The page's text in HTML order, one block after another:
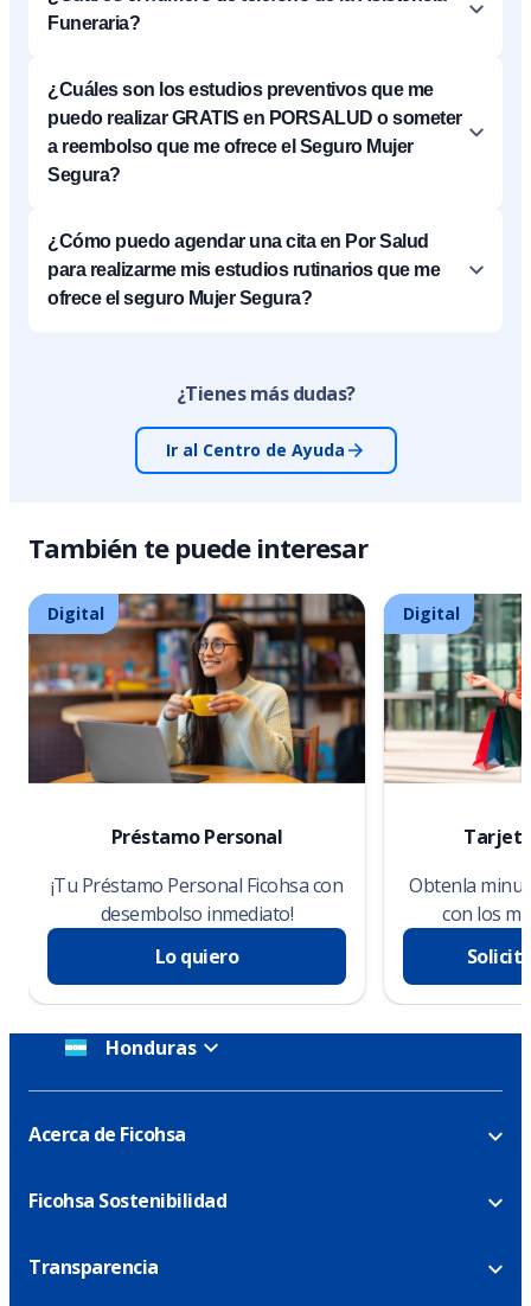
Funeraria?
¿Cuáles son los estudios preventivos que me
puedo realizar GRATIS en PORSALUD o someter
a reembolso que me ofrece el Seguro Mujer
Segura?
¿Cómo puedo agendar una cita en Por Salud
para realizarme mis estudios rutinarios que me
ofrece el seguro Mujer Segura?
¿Tienes más dudas?
Ir al Centro de Ayuda
También te puede interesar
Digital
Préstamo Personal
¡Tu Préstamo Personal Ficohsa con
desembolso inmediato!
Lo quiero
Digital
Obtenla
con los
Honduras
Acerca de Ficohsa
Ficohsa Sostenibilidad
Transparencia